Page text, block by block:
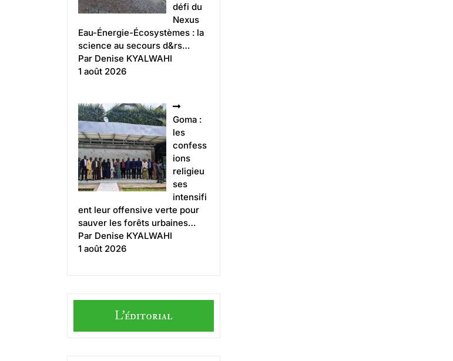
défi du
Nexus
Eau-Énergie-Écosystèmes : la
science au secours d&rs…
Par Denise KYALWAHI
1 août 2026
Goma :
les
confess
ions
religieu
ses
intensifi
ent leur offensive verte pour
sauver les forêts urbaines…
Par Denise KYALWAHI
1 août 2026
L'éditorial